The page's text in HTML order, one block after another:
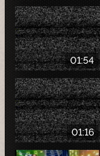
01:54
01:16